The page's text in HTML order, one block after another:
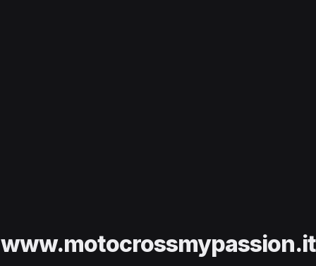
www.motocrossmypassion.it